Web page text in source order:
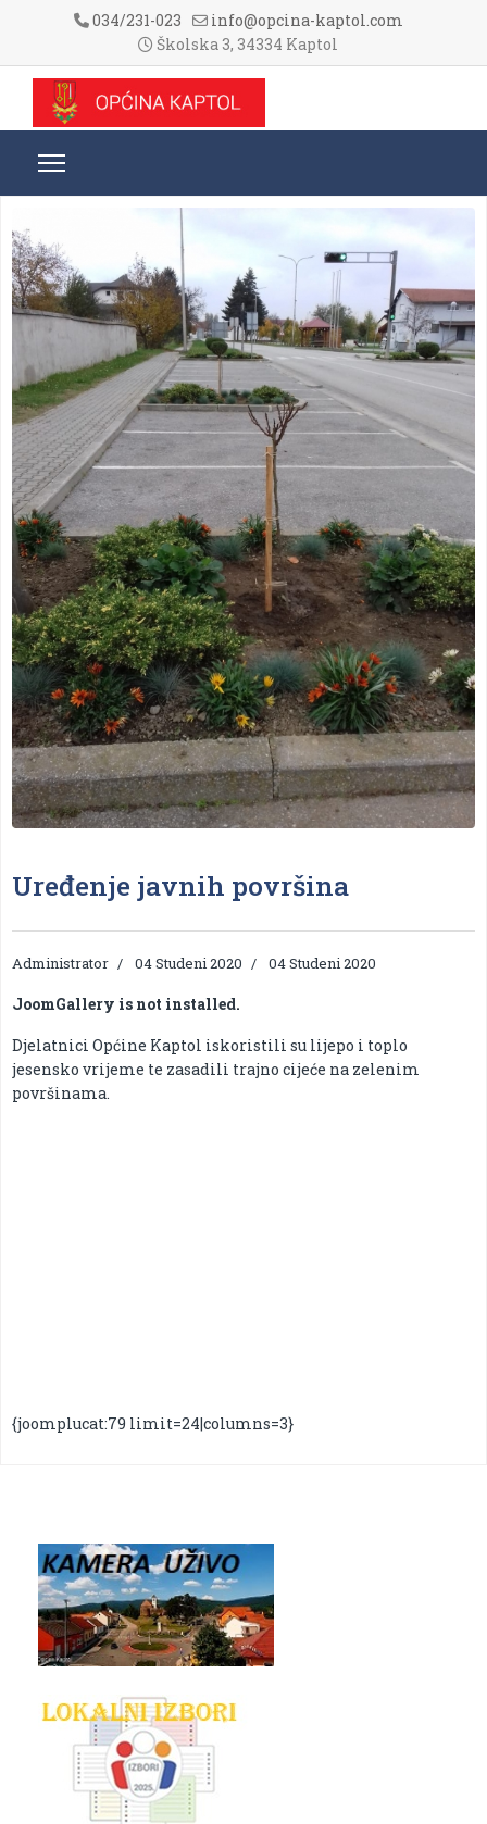
034/231-023
info@opcina-kaptol.com
Školska 3, 34334 Kaptol
Uređenje javnih površina
Administrator 04 Studeni 2020 04 Studeni 2020
JoomGallery is not installed.
Djelatnici Općine Kaptol iskoristili su lijepo i toplo
jesensko vrijeme te zasadili trajno cijeće na zelenim
površinama.
{joomplucat:79 limit=24|columns=3}